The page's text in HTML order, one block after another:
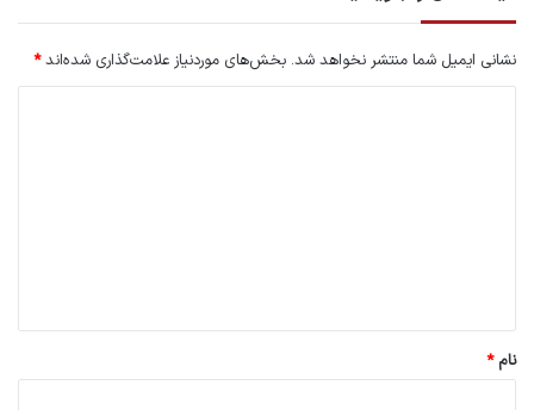
نشانی ایمیل شما منتشر نخواهد شد. بخش‌های موردنیاز علامت‌گذاری شده‌اند*
نام*